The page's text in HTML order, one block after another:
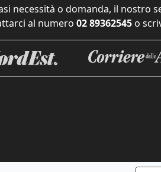
necessità o domanda, il nostro
al numero 02 89362545 o